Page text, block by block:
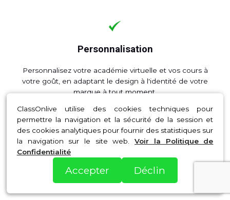
ClassOnlive utilise des cookies techniques pour
permettre la navigation et la sécurité de la session et
des cookies analytiques pour fournir des statistiques sur
la navigation sur le site web.Voir la Politique de
Confidentialité
Accepter Déclin
Personnalisation
Personnalisez votre académie virtuelle et vos cours à
votre goût, en adaptant le design à l'identité de votre
marque à tout moment.
Diversité de contenus
Vidéos, podcasts, documents (pdf, word excel), sessions
en direct, liens interactifs, etc..